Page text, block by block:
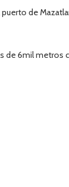
de
de 6mil metros